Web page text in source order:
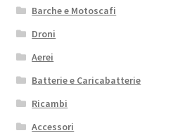
Barche e Motoscafi
Droni
Aerei
Batterie e Caricabatterie
Ricambi
Accessori